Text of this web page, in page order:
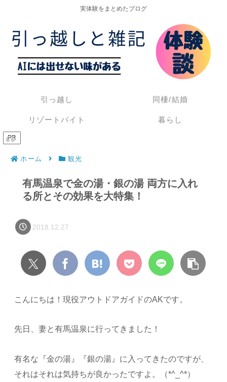
実体験をまとめたブログ
引っ越し 同棲/結婚
リゾートバイト 暮らし
PR
ホーム 観光
有馬温泉で金の湯・銀の湯 両方に入れ
る所とその効果を大特集！
2018.12.27
こんにちは！現役アウトドアガイドのAKです。
先日、妻と有馬温泉に行ってきました！
有名な『金の湯』『銀の湯』に入ってきたのですが、
それはそれは気持ちが良かったですよ。（*^_^*）